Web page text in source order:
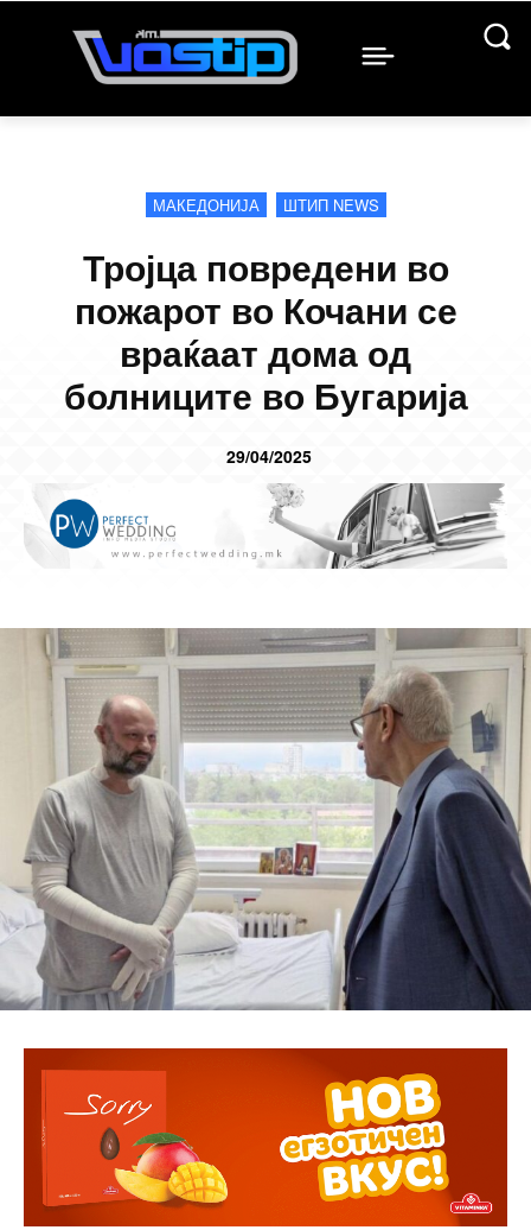
МАКЕДОНИЈА ШТИП NEWS
Тројца повредени во
пожарот во Кочани се
враќаат дома од
болниците во Бугарија
29/04/2025